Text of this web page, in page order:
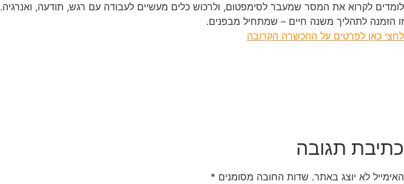
לומדים לקרוא את המסר שמעבר לסימפטום, ולרכוש כלים מעשיים לעבודה עם רגש, תודעה, ואנרגיה.
זו הזמנה לתהליך משנה חיים – שמתחיל מבפנים.
לחצי כאן לפרטים על ההכשרה הקרובה
כתיבת תגובה
האימייל לא יוצג באתר. שדות החובה מסומנים *